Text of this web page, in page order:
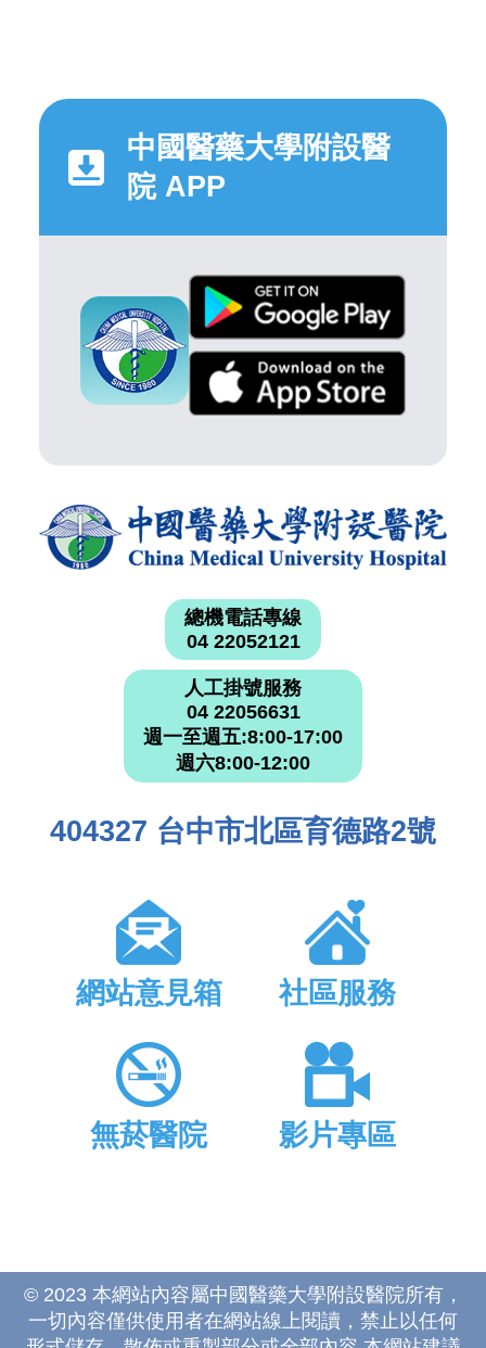
中國醫藥大學附設醫
院 APP
總機電話專線
04 22052121
人工掛號服務
04 22056631
週一至週五:8:00-17:00
週六8:00-12:00
404327 台中市北區育德路2號
網站意見箱 社區服務
無菸醫院 影片專區
© 2023 本網站內容屬中國醫藥大學附設醫院所有，
一切內容僅供使用者在網站線上閱讀，禁止以任何